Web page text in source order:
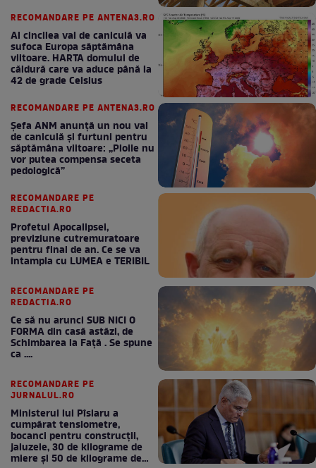
RECOMANDARE PE ANTENA3.RO
Al cincilea val de caniculă va
sufoca Europa săptămâna
viitoare. HARTA domului de
căldură care va aduce până la
42 de grade Celsius
RECOMANDARE PE ANTENA3.RO
Șefa ANM anunță un nou val
de caniculă și furtuni pentru
săptămâna viitoare: „Ploile nu
vor putea compensa seceta
pedologică”
RECOMANDARE PE
REDACTIA.RO
Profetul Apocalipsei,
previziune cutremuratoare
pentru final de an. Ce se va
intampla cu LUMEA e TERIBIL
RECOMANDARE PE
REDACTIA.RO
Ce să nu arunci SUB NICI O
FORMA din casă astăzi, de
Schimbarea la Față . Se spune
ca ....
RECOMANDARE PE
JURNALUL.RO
Ministerul lui Pîslaru a
cumpărat tensiometre,
bocanci pentru construcții,
jaluzele, 30 de kilograme de
miere și 50 de kilograme de